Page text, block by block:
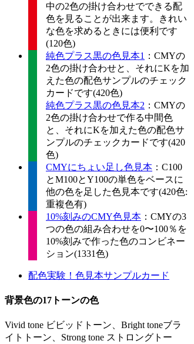
中の2色の掛け合わせでできる配
色を見ることが出来ます。きれい
な色を求めるときには便利です
(120色)
純色プラス黒の色見本1 ：CMYの
2色の掛け合わせと、それにKを加
えた色の配色サンプルのチェック
カードです(420色)
純色プラス黒の色見本2 ：CMYの
2色の掛け合わせで作る中間色
と、それにKを加えた色の配色サ
ンプルのチェックカードです(420
色)
CMYにちょい足し色見本 ：C100
とM100とY100の単色をベースに
他の色を足した色見本です(420色:
重複色有)
10%刻みのCMY色見本 ：CMYの3
つの色の組み合わせを0〜100％を
10%刻みで作った色のコンビネー
ション(1331色)
配色実験！色見本サンプルカード
背景色の17トーンの色
Vivid tone ビビッドトーン、Bright toneブラ
イトトーン、Strong tone ストロングトー